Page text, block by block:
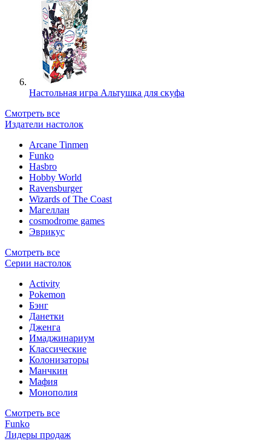
Настольная игра Альтушка для скуфа
Смотреть все
Издатели настолок
Arcane Tinmen
Funko
Hasbro
Hobby World
Ravensburger
Wizards of The Coast
Магеллан
сosmodrome games
Эврикус
Смотреть все
Серии настолок
Activity
Pokemon
Бэнг
Данетки
Дженга
Имаджинариум
Классические
Колонизаторы
Манчкин
Мафия
Монополия
Смотреть все
Funko
Лидеры продаж